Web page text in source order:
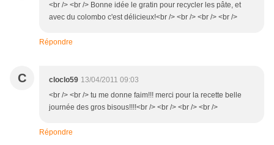
<br /> <br /> Bonne idée le gratin pour recycler les pâte, et
avec du colombo c'est délicieux!<br /> <br /> <br /> <br />
Répondre
C cloclo59 13/04/2011 09:03
<br /> <br /> tu me donne faim!!! merci pour la recette belle
journée des gros bisous!!!!<br /> <br /> <br /> <br />
Répondre